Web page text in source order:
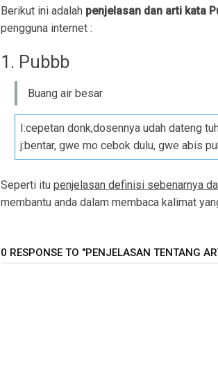
Berikut ini adalah penjelasan dan arti kata
pengguna internet :
1. Pubbb
Buang air besar
I:cepetan donk,dosennya udah dateng
j:bentar, gwe mo cebok dulu, gwe abis
Seperti itu penjelasan definisi sebenarnya
membantu anda dalam membaca kalimat
0 RESPONSE TO "PENJELASAN TENTANG